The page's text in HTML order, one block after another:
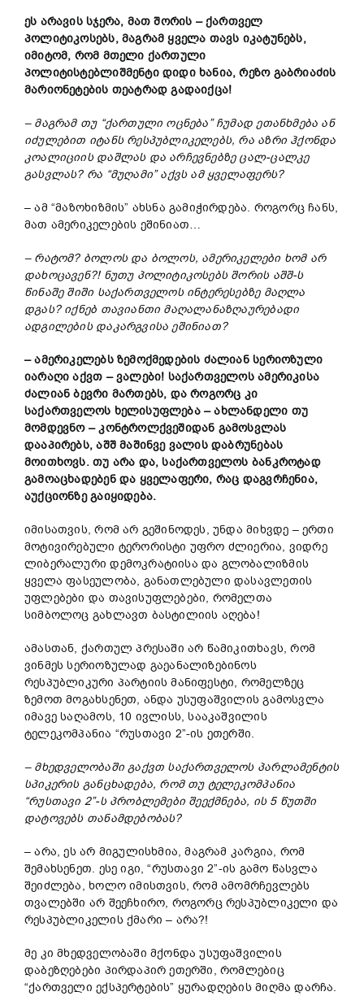
ეს არავის სჯერა, მათ შორის – ქართველ
პოლიტიკოსებს, მაგრამ ყველა თავს იკატუნებს,
იმიტომ, რომ მთელი ქართული
პოლიტისტებლიშმენტი დიდი ხანია, რეზო გაბრიაძის
მარიონეტების თეატრად გადაიქცა!
– მაგრამ თუ “ქართული ოცნება” ჩუმად ეთანხმება ან
იძულებით იტანს რესპუბლიკელებს, რა აზრი ჰქონდა
კოალიციის დაშლას და არჩევნებზე ცალ-ცალკე
გასვლას? რა “მუღამი” აქვს ამ ყველაფერს?
– ამ “მაზოხიზმის” ახსნა გამიჭირდება. როგორც ჩანს,
მათ ამერიკელების ეშინიათ…
– რატომ? ბოლოს და ბოლოს, ამერიკელები ხომ არ
დახოცავენ?! ნუთუ პოლიტიკოსებს შორის აშშ-ს
წინაშე შიში საქართველოს ინტერესებზე მაღლა
დგას? იქნებ თავიანთი მაღალანაზღაურებადი
ადგილების დაკარგვისა ეშინიათ?
– ამერიკელებს ზემოქმედების ძალიან სერიოზული
იარაღი აქვთ – ვალები! საქართველოს ამერიკისა
ძალიან ბევრი მართებს, და როგორც კი
საქართველოს ხელისუფლება – ახლანდელი თუ
მომდევნო – კონტროლქვეშიდან გამოსვლას
დააპირებს, აშშ მაშინვე ვალის დაბრუნებას
მოითხოვს. თუ არა და, საქართველოს ბანკროტად
გამოაცხადებენ და ყველაფერი, რაც დაგვრჩენია,
აუქციონზე გაიყიდება.
იმისათვის, რომ არ გეშინოდეს, უნდა მიხვდე – ერთი
მოტივირებული ტერორისტი უფრო ძლიერია, ვიდრე
ლიბერალური დემოკრატიისა და გლობალიზმის
ყველა ფასეულობა, განათლებული დასავლეთის
უფლებები და თავისუფლებები, რომელთა
სიმბოლოც გახლავთ ბასტილიის აღება!
ამასთან, ქართულ პრესაში არ წამიკითხავს, რომ
ვინმეს სერიოზულად გაეანალიზებინოს
რესპუბლიკური პარტიის მანიფესტი, რომელზეც
ზემოთ მოგახსენეთ, ანდა უსუფაშვილის გამოსვლა
იმავე საღამოს, 10 ივლისს, სააკაშვილის
ტელეკომპანია “რუსთავი 2”-ის ეთერში.
– მხედველობაში გაქვთ საქართველოს პარლამენტის
სპიკერის განცხადება, რომ თუ ტელეკომპანია
“რუსთავი 2”-ს პრობლემები შეექმნება, ის 5 წუთში
დატოვებს თანამდებობას?
– არა, ეს არ მიგულისხმია, მაგრამ კარგია, რომ
შემახსენეთ. ესე იგი, “რუსთავი 2”-ის გამო წასვლა
შეიძლება, ხოლო იმისთვის, რომ ამომრჩევლებს
თვალებში არ შეეჩხირო, როგორც რესპუბლიკელი და
რესპუბლიკელის ქმარი – არა?!
მე კი მხედველობაში მქონდა უსუფაშვილის
დაბეზღებები პირდაპირ ეთერში, რომლებიც
“ქართველი ექსპერტების” ყურადღების მიღმა დარჩა.